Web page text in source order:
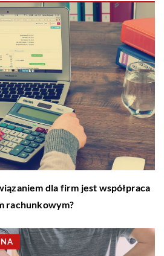
dla firm jest współpraca
rachunkowym?